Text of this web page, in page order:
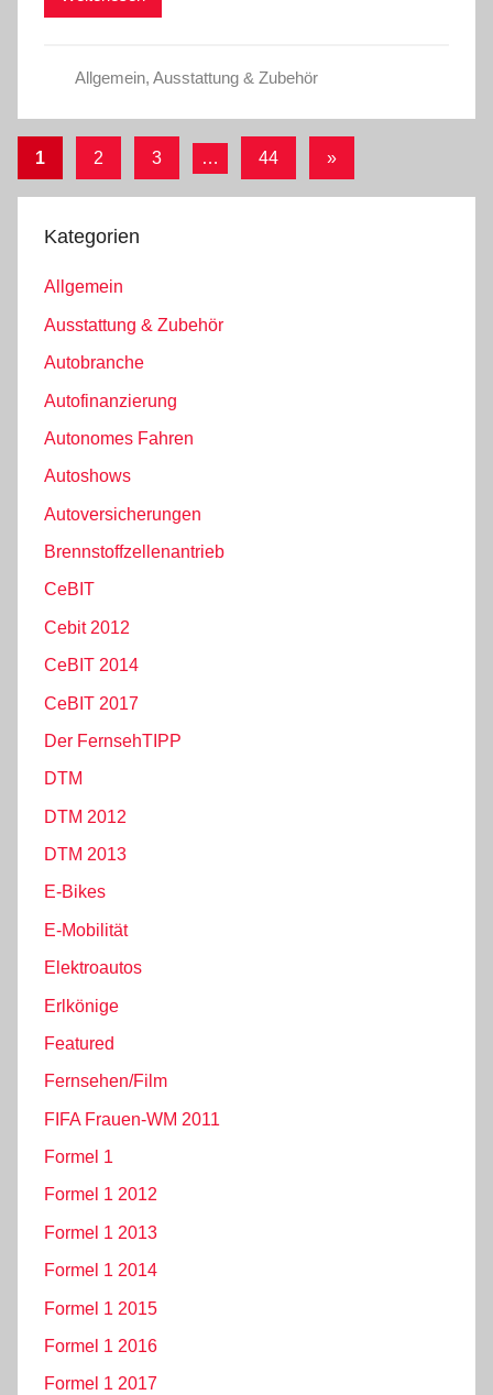
Allgemein, Ausstattung & Zubehör
Seitennummerierung
der
Beiträge
1 2 3 … 44
Nächste
»
Kategorien
Allgemein
Ausstattung & Zubehör
Autobranche
Autofinanzierung
Autonomes Fahren
Autoshows
Autoversicherungen
Brennstoffzellenantrieb
CeBIT
Cebit 2012
CeBIT 2014
CeBIT 2017
Der FernsehTIPP
DTM
DTM 2012
DTM 2013
E-Bikes
E-Mobilität
Elektroautos
Erlkönige
Featured
Fernsehen/Film
FIFA Frauen-WM 2011
Formel 1
Formel 1 2012
Formel 1 2013
Formel 1 2014
Formel 1 2015
Formel 1 2016
Formel 1 2017